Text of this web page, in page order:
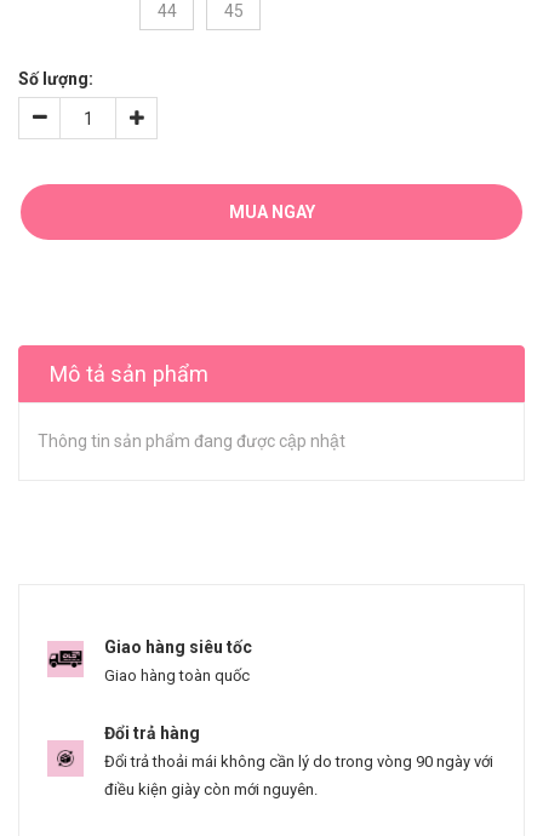
44 45
Số lượng:
MUA NGAY
Mô tả sản phẩm
Thông tin sản phẩm đang được cập nhật
Giao hàng siêu tốc
Giao hàng toàn quốc
Đổi trả hàng
Đổi trả thoải mái không cần lý do trong vòng 90 ngày với
điều kiện giày còn mới nguyên.